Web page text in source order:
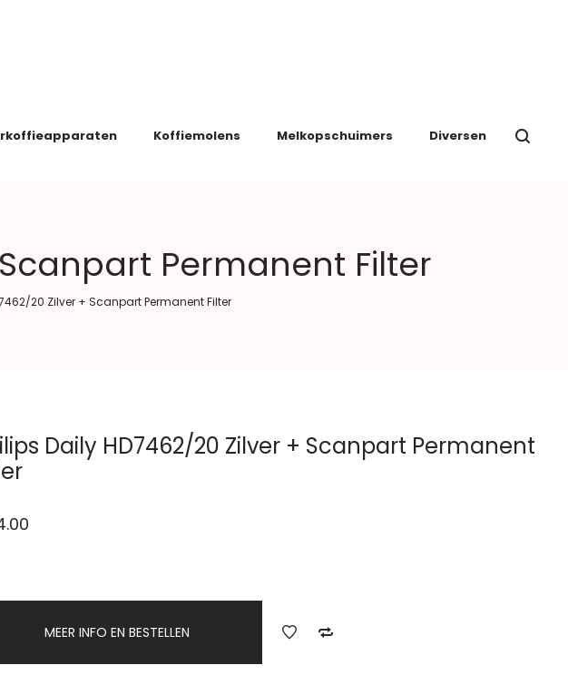
Koffiemolens Melkopschuimers Diversen
Permanent Filter
20 Zilver + Scanpart Permanent Filter
Daily HD7462/20 Zilver + Scanpart Permanent
MEER INFO EN BESTELLEN